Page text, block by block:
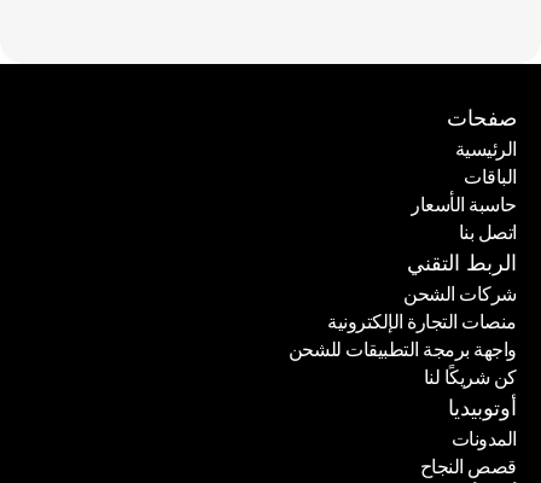
صفحات
الرئيسية
الرئيسية
الباقات
الباقات
حاسبة الأسعار
حاسبة الأسعار
اتصل بنا
اتصل بنا
الربط التقني
شركات الشحن
شركات الشحن
منصات التجارة الإلكترونية
منصات التجارة الإلكترونية
واجهة برمجة التطبيقات للشحن
واجهة برمجة التطبيقات للشحن
كن شريكًا لنا
كن شريكًا لنا
أوتوبيديا
المدونات
المدونات
قصص النجاح